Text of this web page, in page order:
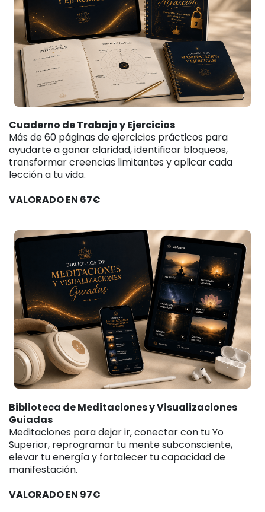
Cuaderno de Trabajo y Ejercicios
Más de 60 páginas de ejercicios prácticos para
ayudarte a ganar claridad, identificar bloqueos,
transformar creencias limitantes y aplicar cada
lección a tu vida.
VALORADO EN 67€
Biblioteca de Meditaciones y Visualizaciones
Guiadas
Meditaciones para dejar ir, conectar con tu Yo
Superior, reprogramar tu mente subconsciente,
elevar tu energía y fortalecer tu capacidad de
manifestación.
VALORADO EN 97€